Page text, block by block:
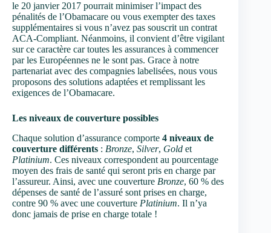
le 20 janvier 2017 pourrait minimiser l’impact des
pénalités de l’Obamacare ou vous exempter des taxes
supplémentaires si vous n’avez pas souscrit un contrat
ACA-Compliant. Néanmoins, il convient d’être vigilant
sur ce caractère car toutes les assurances à commencer
par les Européennes ne le sont pas. Grace à notre
partenariat avec des compagnies labelisées, nous vous
proposons des solutions adaptées et remplissant les
exigences de l’Obamacare.
Les niveaux de couverture possibles
Chaque solution d’assurance comporte 4 niveaux de
couverture différents : Bronze, Silver, Gold et
Platinium. Ces niveaux correspondent au pourcentage
moyen des frais de santé qui seront pris en charge par
l’assureur. Ainsi, avec une couverture Bronze, 60 % des
dépenses de santé de l’assuré sont prises en charge,
contre 90 % avec une couverture Platinium. Il n’ya
donc jamais de prise en charge totale !